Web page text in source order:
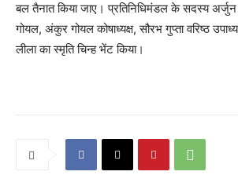
बल तैनात किया जाए। प्रतिनिधिमंडल के सदस्य अर्जुन
गोयल, अंकुर गोयल कोषाध्यक्ष, सौरभ गुप्ता वरिष्ठ
लीला का स्मृति चिन्ह भेंट किया।